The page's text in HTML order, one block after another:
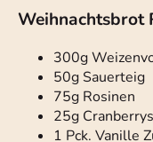
Weihnachtsbrot
300g
50g Sauerteig
75g Rosinen
25g Cranberrys
1 Pck. Vanille